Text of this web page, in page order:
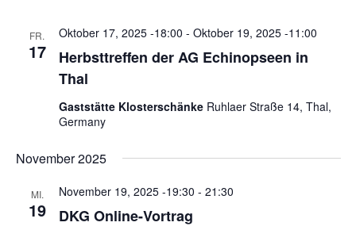
FR.
17
Herbsttreffen der AG Echinopseen in
Thal
Oktober 17, 2025 -18:00 - Oktober 19, 2025 -11:00
Gaststätte Klosterschänke Ruhlaer Straße 14, Thal,
Germany
November 2025
MI.
19 DKG Online-Vortrag
November 19, 2025 -19:30 - 21:30